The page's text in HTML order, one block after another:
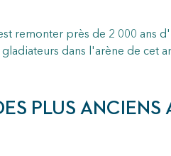
remonter près de 2 000 ans
gladiateurs dans l'arène de cet
PLUS